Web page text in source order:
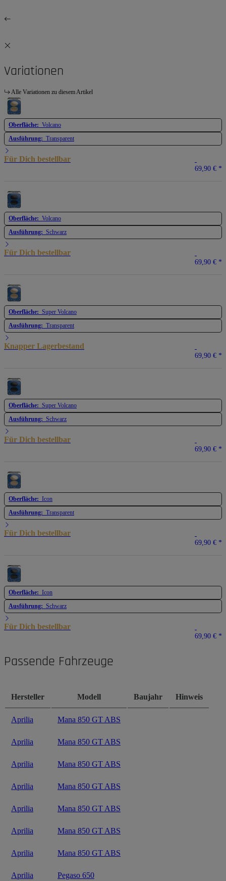
Variationen
Alle Variationen zu diesem Artikel
Oberfläche: Volcano
Ausführung: Transparent
Für Dich bestellbar
69,90 € *
Oberfläche: Volcano
Ausführung: Schwarz
Für Dich bestellbar
69,90 € *
Oberfläche: Super Volcano
Ausführung: Transparent
Knapper Lagerbestand
69,90 € *
Oberfläche: Super Volcano
Ausführung: Schwarz
Für Dich bestellbar
69,90 € *
Oberfläche: Icon
Ausführung: Transparent
Für Dich bestellbar
69,90 € *
Oberfläche: Icon
Ausführung: Schwarz
Für Dich bestellbar
69,90 € *
Passende Fahrzeuge
Hersteller Modell Baujahr Hinweis
Aprilia Mana 850 GT ABS
Aprilia Mana 850 GT ABS
Aprilia Mana 850 GT ABS
Aprilia Mana 850 GT ABS
Aprilia Mana 850 GT ABS
Aprilia Mana 850 GT ABS
Aprilia Mana 850 GT ABS
Aprilia Pegaso 650